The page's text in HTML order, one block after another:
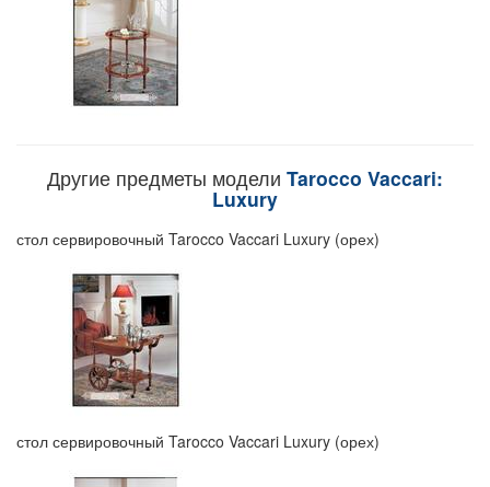
Другие предметы модели Tarocco Vaccari:
Luxury
стол сервировочный Tarocco Vaccari Luxury (орех)
стол сервировочный Tarocco Vaccari Luxury (орех)